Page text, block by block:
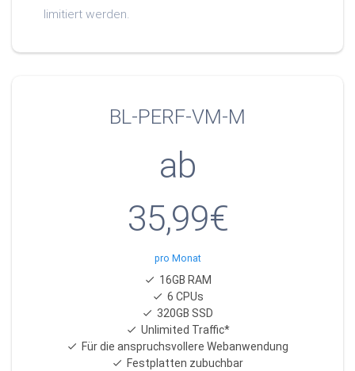
limitiert werden.
BL-PERF-VM-M
ab
35,99€
pro Monat
16GB RAM
6 CPUs
320GB SSD
Unlimited Traffic*
Für die anspruchsvollere Webanwendung
Festplatten zubuchbar